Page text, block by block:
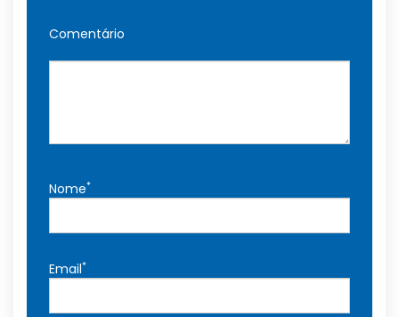
Comentário
Nome*
Email*